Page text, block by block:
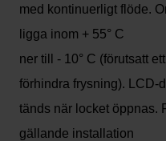
med kontinuerligt flöde.
ligga inom + 55° C
ner till - 10° C (förutsatt
förhindra frysning). LCD-
tänds när locket öppnas.
gällande installation